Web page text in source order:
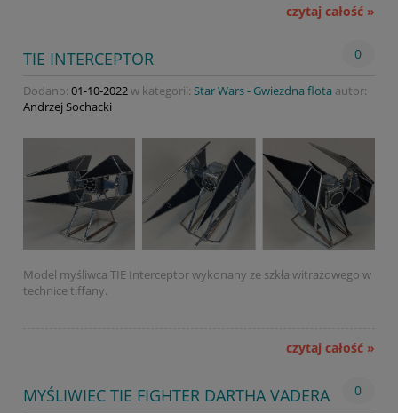
czytaj całość »
TIE INTERCEPTOR 0
Dodano: 01-10-2022w kategorii: Star Wars - Gwiezdna flota autor:
Andrzej Sochacki
Model myśliwca TIE Interceptor wykonany ze szkła witrażowego w
technice tiffany.
czytaj całość »
MYŚLIWIEC TIE FIGHTER DARTHA VADERA 0